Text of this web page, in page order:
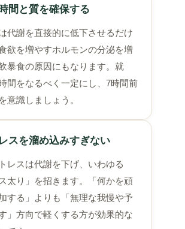
間と質を確保する
代謝を直接的に低下させるだけ
欲を増やすホルモンの分泌を増
暴食の原因にもなります。就
間をなるべく一定にし、7時間前
意識しましょう。
スを溜め込みすぎない
レスは代謝を下げ、いわゆる
太り」を招きます。「何かを頑
する」よりも「無理な我慢や予
」方向で軽くする方が効果的な